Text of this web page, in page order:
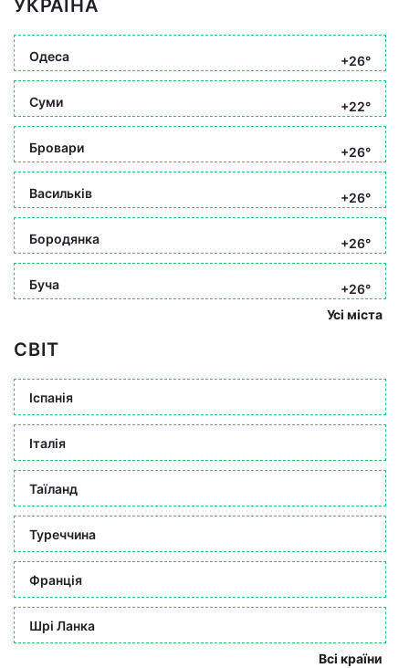
УКРАЇНА
Одеса +26°
Суми +22°
Бровари +26°
Васильків +26°
Бородянка +26°
Буча
+26°
Усі міста
СВІТ
Іспанія
Італія
Таїланд
Туреччина
Франція
Шрі Ланка
Всі країни